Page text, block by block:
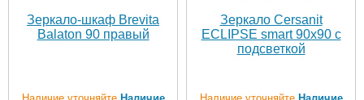
Зеркало-шкаф Brevita
Balaton 90 правый
Зеркало Cersanit
ECLIPSE smart 90x90 с
подсветкой